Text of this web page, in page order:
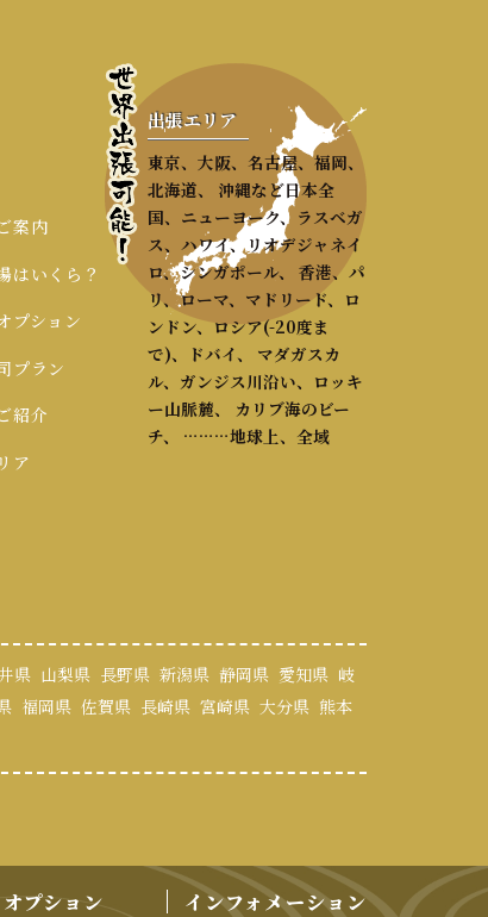
案内
はいくら？
プション
プラン
紹介
ア
出張エリア
東京、大阪、名古屋、福岡、
北海道、 沖縄など日本全
国、ニューヨーク、ラスベガ
ス、ハワイ、リオデジャネイ
ロ、シンガポール、 香港、パ
リ、ローマ、マドリード、ロ
ンドン、ロシア(-20度ま
で)、ドバイ、 マダガスカ
ル、ガンジス川沿い、ロッキ
ー山脈麓、 カリブ海のビー
チ、 ………地球上、全域
県 山梨県 長野県 新潟県 静岡県 愛知県 岐
福岡県 佐賀県 長崎県 宮崎県 大分県 熊本
オプション インフォメーション